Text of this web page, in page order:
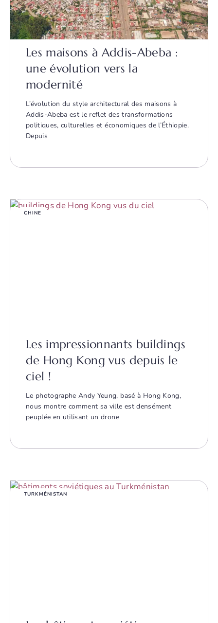
Les maisons à Addis-Abeba :
une évolution vers la
modernité
L’évolution du style architectural des maisons à
Addis-Abeba est le reflet des transformations
politiques, culturelles et économiques de l’Éthiopie.
Depuis
CHINE
Les impressionnants buildings
de Hong Kong vus depuis le
ciel !
Le photographe Andy Yeung, basé à Hong Kong,
nous montre comment sa ville est densément
peuplée en utilisant un drone
TURKMÉNISTAN